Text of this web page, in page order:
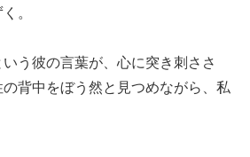
。
いう彼の言葉が、心に突き刺ささ
背中をぼう然と見つめながら、私